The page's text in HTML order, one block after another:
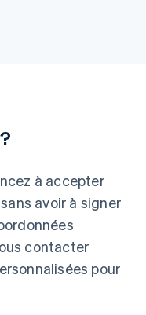
à accepter
avoir à signer
contacter
pour